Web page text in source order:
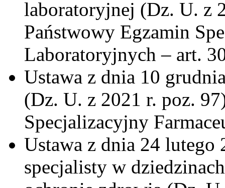
laboratoryjnej (Dz. U. z
Państwowy Egzamin
Laboratoryjnych – art.
Ustawa z dnia 10
(Dz. U. z 2021 r. poz.
Specjalizacyjny
Ustawa z dnia 24 lutego
specjalisty w